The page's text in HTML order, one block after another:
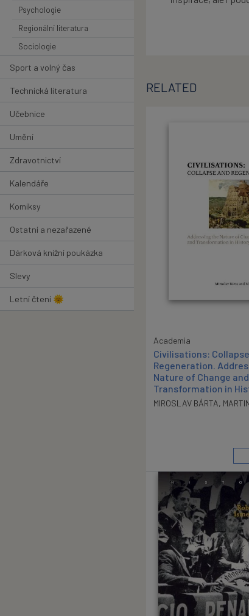
Psychologie
Regionální literatura
Sociologie
Sport a volný čas
Technická literatura
Učebnice
Umění
Zdravotnictví
Kalendáře
Komiksy
Ostatní a nezařazené
Dárková knižní poukázka
Slevy
Letní čtení 🌞
RELATED
Academia
Civilisations:
Regeneration.
Nature of Change and
Transformation in
MIROSLAV BÁRTA,